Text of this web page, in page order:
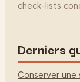
check-lists
Derniers
Conserver une